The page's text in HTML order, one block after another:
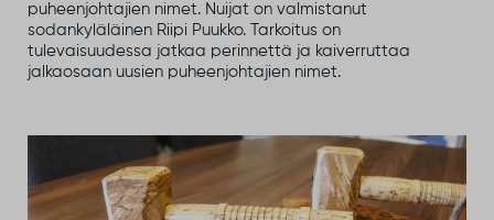
puheenjohtajien nimet. Nuijat on valmistanut
sodankyläläinen Riipi Puukko. Tarkoitus on
tulevaisuudessa jatkaa perinnettä ja kaiverruttaa
jalkaosaan uusien puheenjohtajien nimet.